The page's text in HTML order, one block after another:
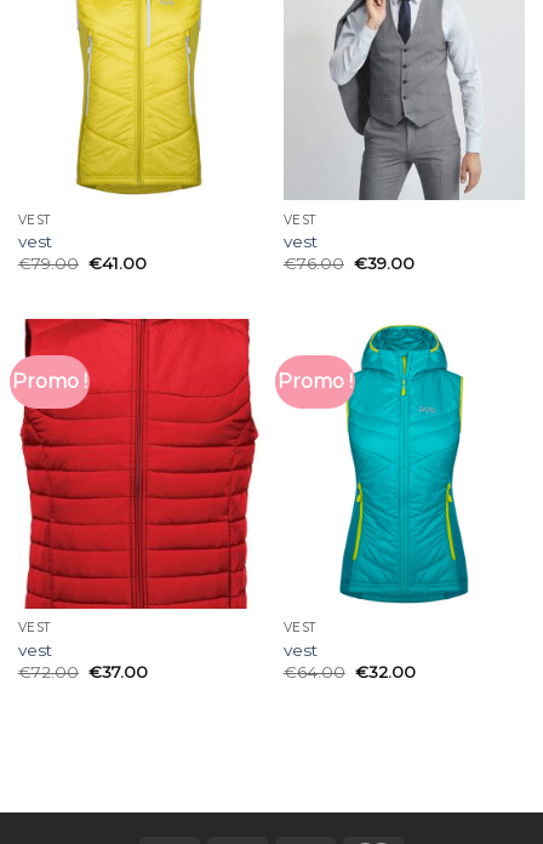
VEST
vest
€79.00 €41.00
VEST
vest
€76.00 €39.00
Promo !
VEST
vest
€72.00 €37.00
Promo !
VEST
vest
€64.00 €32.00